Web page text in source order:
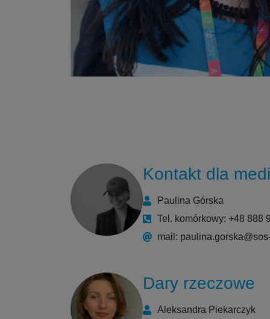
Kontakt dla
Paulina Górska
Tel. komórkowy: +48 888
mail:
Dary rzeczowe
Aleksandra Piekarczyk